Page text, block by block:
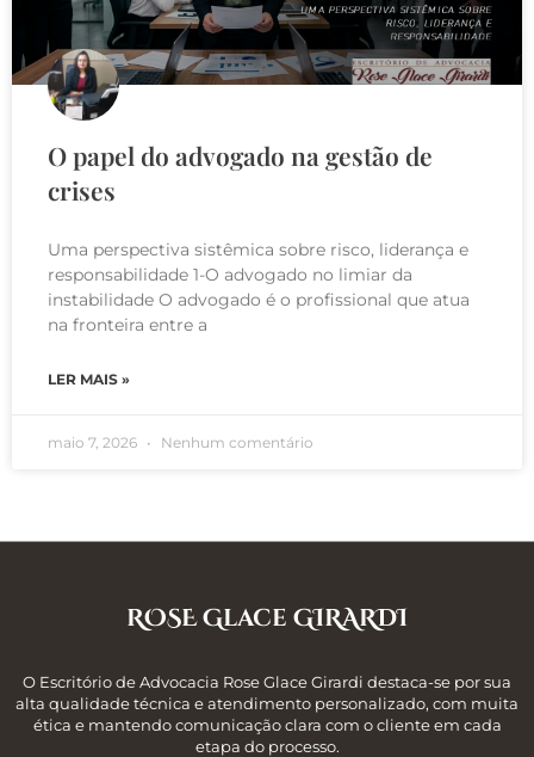
O papel do advogado na gestão de
crises
Uma perspectiva sistêmica sobre risco, liderança e
responsabilidade 1-O advogado no limiar da
instabilidade O advogado é o profissional que atua
na fronteira entre a
LER MAIS »
maio 7, 2026 Nenhum comentário
ROSE Glace GIRARDI
O Escritório de Advocacia Rose Glace Girardi destaca-se por sua
alta qualidade técnica e atendimento personalizado, com muita
ética e mantendo comunicação clara com o cliente em cada
etapa do processo.